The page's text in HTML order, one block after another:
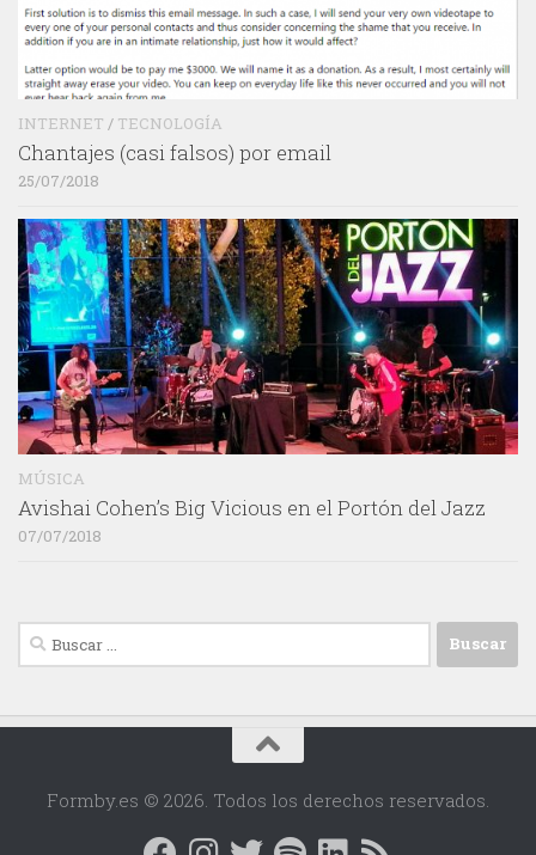
INTERNET / TECNOLOGÍA
Chantajes (casi falsos) por email
25/07/2018
MÚSICA
Avishai Cohen’s Big Vicious en el Portón del Jazz
07/07/2018
Buscar:
Formby.es © 2026. Todos los derechos reservados.